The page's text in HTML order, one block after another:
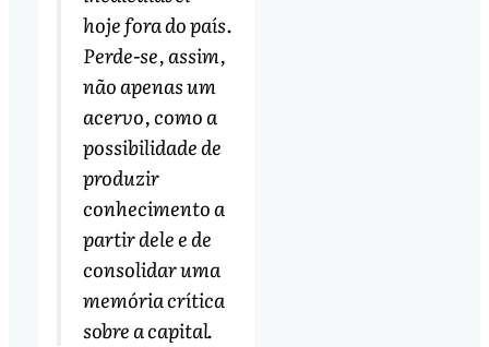
hoje fora do país.
Perde-se, assim,
não apenas um
acervo, como a
possibilidade de
produzir
conhecimento a
partir dele e de
consolidar uma
memória crítica
sobre a capital.